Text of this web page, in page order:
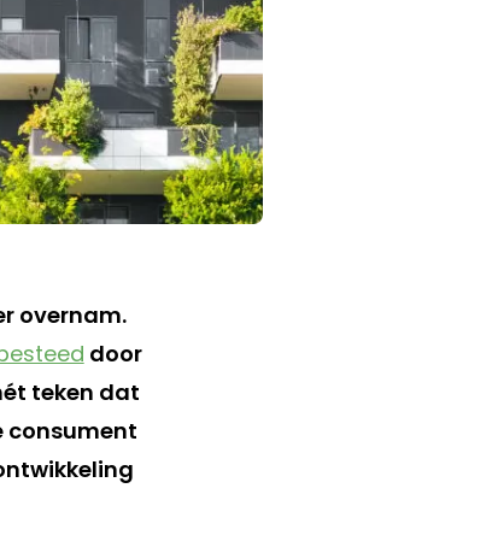
overnam.
door
teken dat
consument